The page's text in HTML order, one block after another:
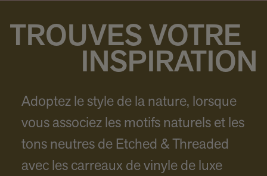
TROUVES VOTRE
INSPIRATION
Adoptez le style de la nature, lorsque
vous associez les motifs naturels et les
tons neutres de Etched & Threaded
avec les carreaux de vinyle de luxe